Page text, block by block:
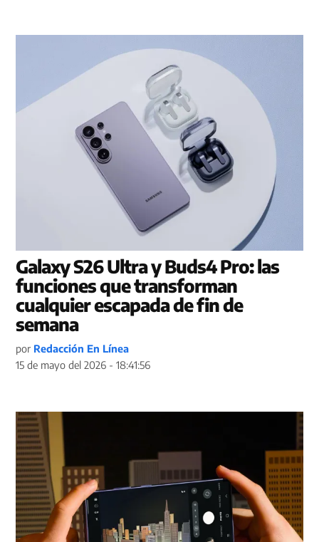
Galaxy S26 Ultra y Buds4 Pro: las
funciones que transforman
cualquier escapada de fin de
semana
por Redacción En Línea
15 de mayo del 2026 - 18:41:56